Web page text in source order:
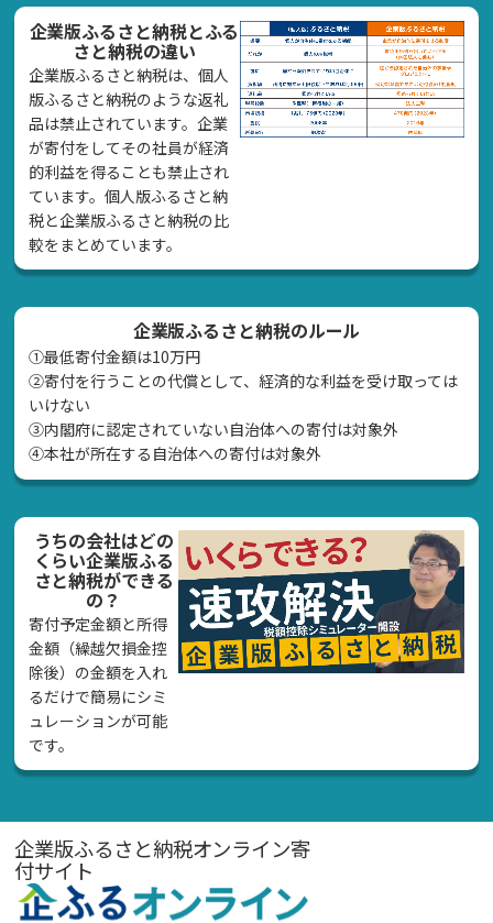
企業版ふるさと納税とふる
さと納税の違い
企業版ふるさと納税は、個人
版ふるさと納税のような返礼
品は禁止されています。企業
が寄付をしてその社員が経済
的利益を得ることも禁止され
ています。個人版ふるさと納
税と企業版ふるさと納税の比
較をまとめています。
企業版ふるさと納税のルール
①最低寄付金額は10万円
②寄付を行うことの代償として、経済的な利益を受け取っては
いけない
➂内閣府に認定されていない自治体への寄付は対象外
④本社が所在する自治体への寄付は対象外
うちの会社はどの
くらい企業版ふる
さと納税ができる
の？
寄付予定金額と所得
金額（繰越欠損金控
除後）の金額を入れ
るだけで簡易にシミ
ュレーションが可能
です。
企業版ふるさと納税オンライン寄
付サイト